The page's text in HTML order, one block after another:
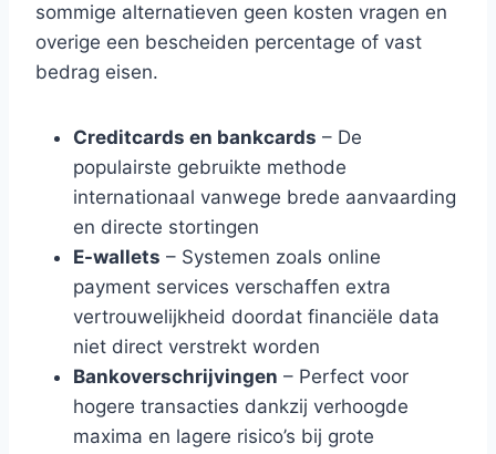
sommige alternatieven geen kosten vragen en
overige een bescheiden percentage of vast
bedrag eisen.
Creditcards en bankcards – De
populairste gebruikte methode
internationaal vanwege brede aanvaarding
en directe stortingen
E-wallets – Systemen zoals online
payment services verschaffen extra
vertrouwelijkheid doordat financiële data
niet direct verstrekt worden
Bankoverschrijvingen – Perfect voor
hogere transacties dankzij verhoogde
maxima en lagere risico’s bij grote